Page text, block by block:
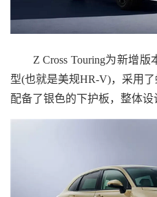
Z Cross Touring为新增版
型(也就是美规HR-V)，采用
配备了银色的下护板，整体设